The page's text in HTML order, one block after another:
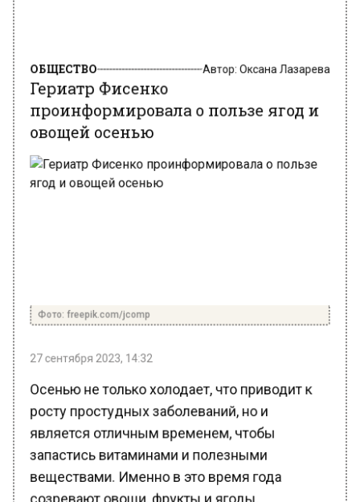
Гериатр Фисенко
проинформировала о пользе ягод и
овощей осенью
росту простудных заболеваний, но и
является отличным временем, чтобы
запастись витаминами и полезными
созревают овощи, фрукты и ягоды.